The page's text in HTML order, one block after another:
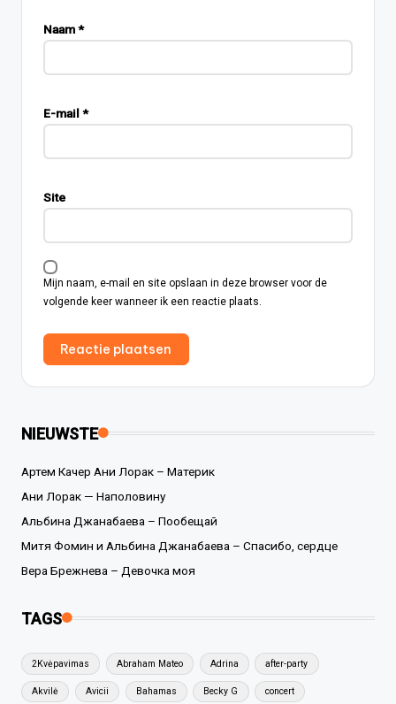
Naam*
E-mail *
Site
Mijn naam, e-mail en site opslaan in deze browser voor de
volgende keer wanneer ik een reactie plaats.
NIEUWSTE
Артем Качер Ани Лорак – Материк
Ани Лорак — Наполовину
Альбина Джанабаева – Пообещай
Митя Фомин и Альбина Джанабаева – Спасибо, сердце
Вера Брежнева – Девочка моя
TAGS
2Kvėpavimas Abraham Mateo Adrina after-party
Akvilė Avicii Bahamas Becky G concert